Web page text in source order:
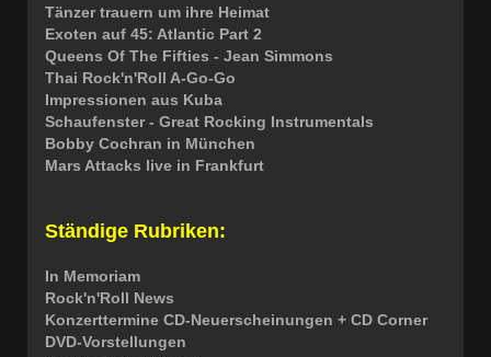
Tänzer trauern um ihre Heimat
Exoten auf 45: Atlantic Part 2
Queens Of The Fifties - Jean Simmons
Thai Rock'n'Roll A-Go-Go
Impressionen aus Kuba
Schaufenster - Great Rocking Instrumentals
Bobby Cochran in München
Mars Attacks live in Frankfurt
Ständige Rubriken:
In Memoriam
Rock'n'Roll News
Konzerttermine CD-Neuerscheinungen + CD Corner
DVD-Vorstellungen